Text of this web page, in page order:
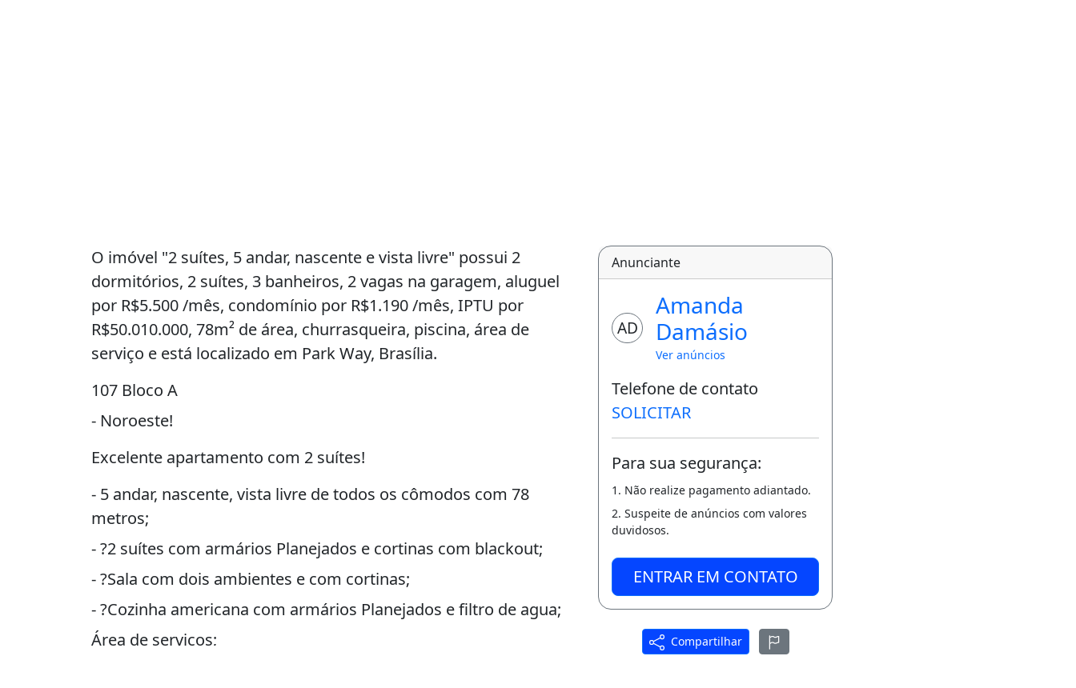
O imóvel "2 suítes, 5 andar, nascente e vista livre" possui 2
dormitórios, 2 suítes, 3 banheiros, 2 vagas na garagem, aluguel
por R$5.500 /mês, condomínio por R$1.190 /mês, IPTU por
R$50.010.000, 78m² de área, churrasqueira, piscina, área de
serviço e está localizado em Park Way, Brasília.
107 Bloco A
- Noroeste!
Excelente apartamento com 2 suítes!
- 5 andar, nascente, vista livre de todos os cômodos com 78
metros;
- ?2 suítes com armários Planejados e cortinas com blackout;
- ?Sala com dois ambientes e com cortinas;
- ?Cozinha americana com armários Planejados e filtro de agua;
Área de serviços;
Anunciante
AD
Amanda
Damásio
Ver anúncios
Telefone de contato
SOLICITAR
Para sua segurança:
1. Não realize pagamento adiantado.
2. Suspeite de anúncios com valores
duvidosos.
ENTRAR EM CONTATO
Compartilhar